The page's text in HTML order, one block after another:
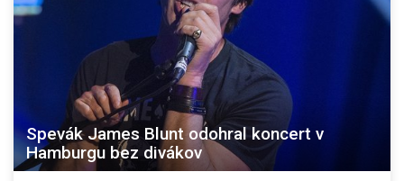
Spevák James Blunt odohral koncert v
Hamburgu bez divákov